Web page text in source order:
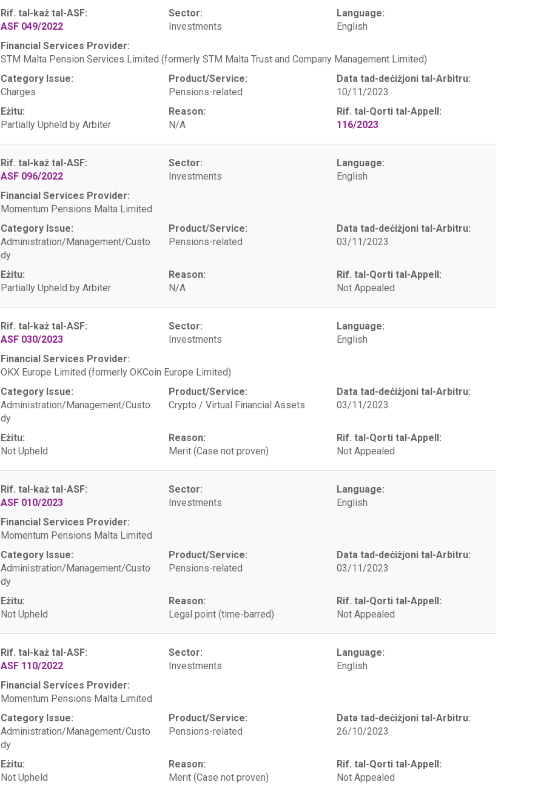
Rif. tal-każ tal-ASF:
ASF 049/2022
Sector:
Investments
Language:
English
Financial Services Provider:
STM Malta Pension Services Limited (formerly STM Malta Trust and Company Management Limited)
Category Issue:
Charges
Product/Service:
Pensions-related
Data tad-deċiżjoni tal-Arbitru:
10/11/2023
Eżitu:
Partially Upheld by Arbiter
Reason:
N/A
Rif. tal-Qorti tal-Appell:
116/2023
Rif. tal-każ tal-ASF:
ASF 096/2022
Sector:
Investments
Language:
English
Financial Services Provider:
Momentum Pensions Malta Limited
Category Issue:
Administration/Management/Custo
dy
Product/Service:
Pensions-related
Data tad-deċiżjoni tal-Arbitru:
03/11/2023
Eżitu:
Partially Upheld by Arbiter
Reason:
N/A
Rif. tal-Qorti tal-Appell:
Not Appealed
Rif. tal-każ tal-ASF:
ASF 030/2023
Sector:
Investments
Language:
English
Financial Services Provider:
OKX Europe Limited (formerly OKCoin Europe Limited)
Category Issue:
Administration/Management/Custo
dy
Product/Service:
Crypto / Virtual Financial Assets
Data tad-deċiżjoni tal-Arbitru:
03/11/2023
Eżitu:
Not Upheld
Reason:
Merit (Case not proven)
Rif. tal-Qorti tal-Appell:
Not Appealed
Rif. tal-każ tal-ASF:
ASF 010/2023
Sector:
Investments
Language:
English
Financial Services Provider:
Momentum Pensions Malta Limited
Category Issue:
Administration/Management/Custo
dy
Product/Service:
Pensions-related
Data tad-deċiżjoni tal-Arbitru:
03/11/2023
Eżitu:
Not Upheld
Reason:
Legal point (time-barred)
Rif. tal-Qorti tal-Appell:
Not Appealed
Rif. tal-każ tal-ASF:
ASF 110/2022
Sector:
Investments
Language:
English
Financial Services Provider:
Momentum Pensions Malta Limited
Category Issue:
Administration/Management/Custo
dy
Product/Service:
Pensions-related
Data tad-deċiżjoni tal-Arbitru:
26/10/2023
Eżitu:
Not Upheld
Reason:
Merit (Case not proven)
Rif. tal-Qorti tal-Appell:
Not Appealed